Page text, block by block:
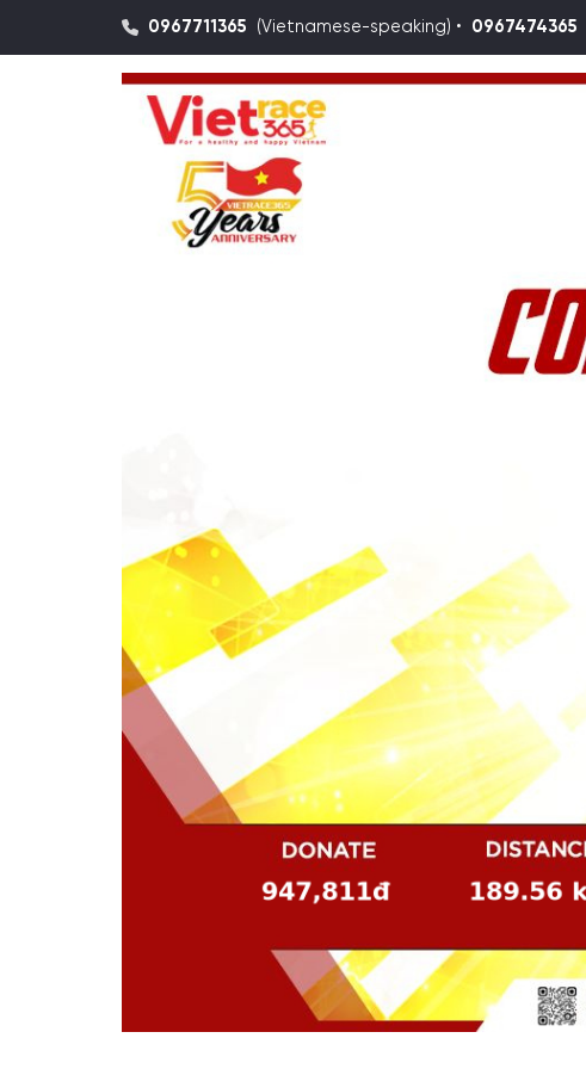
0967711365 (Vietnamese-speaking) • 0967474365